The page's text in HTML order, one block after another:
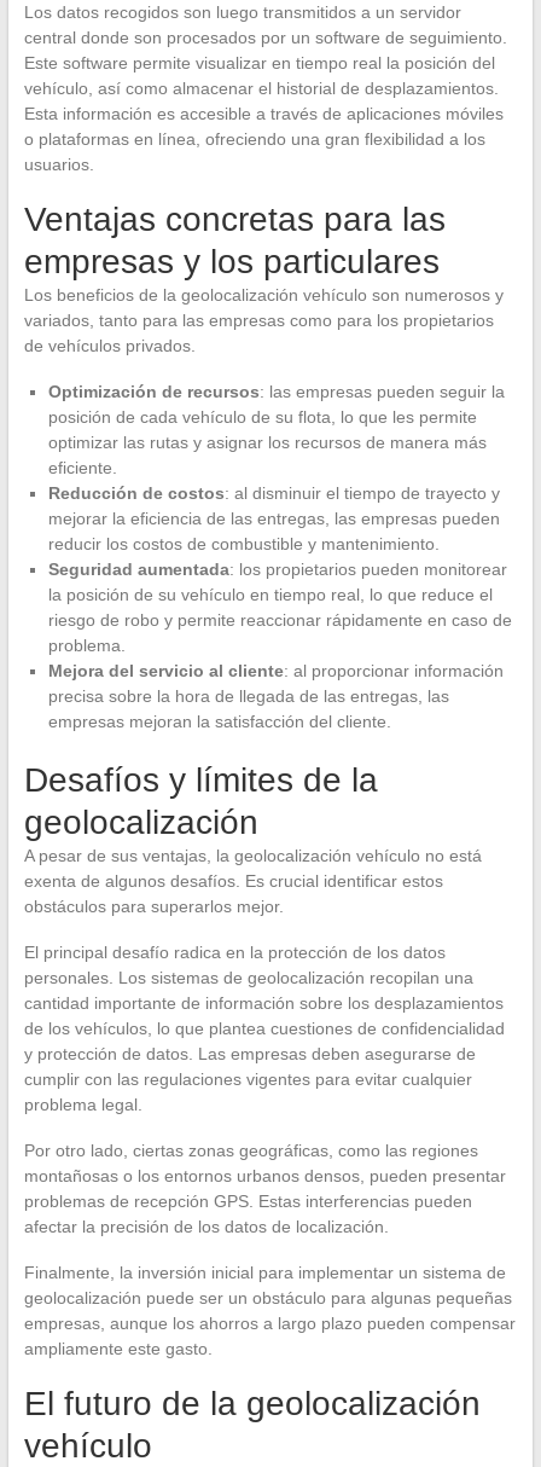
Los datos recogidos son luego transmitidos a un servidor
central donde son procesados por un software de seguimiento.
Este software permite visualizar en tiempo real la posición del
vehículo, así como almacenar el historial de desplazamientos.
Esta información es accesible a través de aplicaciones móviles
o plataformas en línea, ofreciendo una gran flexibilidad a los
usuarios.
Ventajas concretas para las
empresas y los particulares
Los beneficios de la geolocalización vehículo son numerosos y
variados, tanto para las empresas como para los propietarios
de vehículos privados.
Optimización de recursos: las empresas pueden seguir la
posición de cada vehículo de su flota, lo que les permite
optimizar las rutas y asignar los recursos de manera más
eficiente.
Reducción de costos: al disminuir el tiempo de trayecto y
mejorar la eficiencia de las entregas, las empresas pueden
reducir los costos de combustible y mantenimiento.
Seguridad aumentada: los propietarios pueden monitorear
la posición de su vehículo en tiempo real, lo que reduce el
riesgo de robo y permite reaccionar rápidamente en caso de
problema.
Mejora del servicio al cliente: al proporcionar información
precisa sobre la hora de llegada de las entregas, las
empresas mejoran la satisfacción del cliente.
Desafíos y límites de la
geolocalización
A pesar de sus ventajas, la geolocalización vehículo no está
exenta de algunos desafíos. Es crucial identificar estos
obstáculos para superarlos mejor.
El principal desafío radica en la protección de los datos
personales. Los sistemas de geolocalización recopilan una
cantidad importante de información sobre los desplazamientos
de los vehículos, lo que plantea cuestiones de confidencialidad
y protección de datos. Las empresas deben asegurarse de
cumplir con las regulaciones vigentes para evitar cualquier
problema legal.
Por otro lado, ciertas zonas geográficas, como las regiones
montañosas o los entornos urbanos densos, pueden presentar
problemas de recepción GPS. Estas interferencias pueden
afectar la precisión de los datos de localización.
Finalmente, la inversión inicial para implementar un sistema de
geolocalización puede ser un obstáculo para algunas pequeñas
empresas, aunque los ahorros a largo plazo pueden compensar
ampliamente este gasto.
El futuro de la geolocalización
vehículo